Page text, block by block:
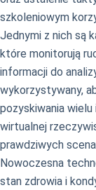
szkoleniowym
Jednymi z nich są
które monitorują
informacji do
wykorzystywany,
pozyskiwania
wirtualnej
prawdziwych
Nowoczesna
stan zdrowia i